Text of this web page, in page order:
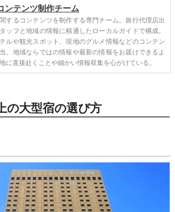
ンテンツ制作チーム
するコンテンツを制作する専門チーム。旅行代理店出
ッフと地域の情報に精通したローカルガイドで構成。
ルや観光スポット、現地のグルメ情報などのコンテン
。地域ならではの情報や最新の情報をお届けできるよ
に直接赴くことや細かい情報収集を心がけている。
の大型宿の選び方